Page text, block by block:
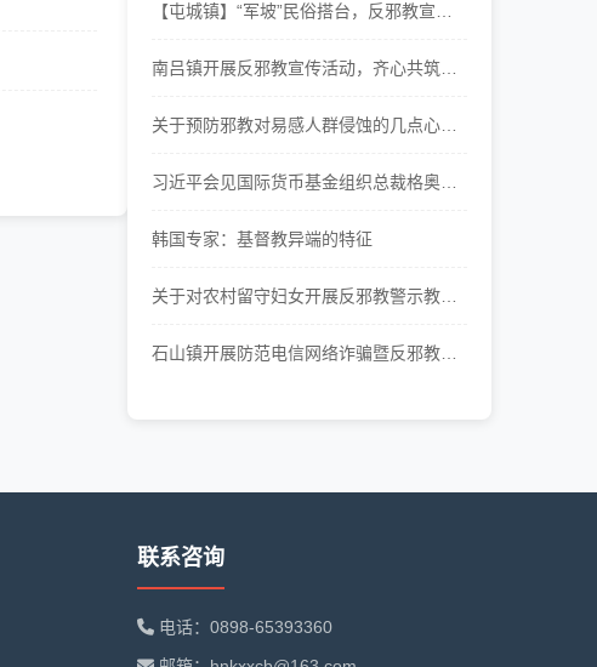
【屯城镇】“军坡”民俗搭台，反邪教宣传
南吕镇开展反邪教宣传活动，齐心共筑反
关于预防邪教对易感人群侵蚀的几点心理
习近平会见国际货币基金组织总裁格奥尔
韩国专家：基督教异端的特征
关于对农村留守妇女开展反邪教警示教育
石山镇开展防范电信网络诈骗暨反邪教宣
联系咨询
电话：0898-65393360